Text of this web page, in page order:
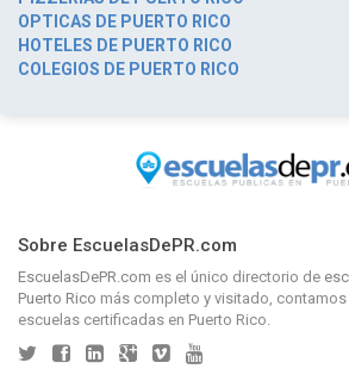
OPTICAS DE PUERTO RICO
HOTELES DE PUERTO RICO
COLEGIOS DE PUERTO RICO
Sobre EscuelasDePR.com
EscuelasDePR.com es el único directorio de
Puerto Rico más completo y visitado,
escuelas certificadas en Puerto Rico.